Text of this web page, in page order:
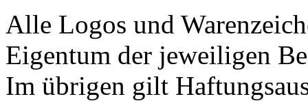
Alle Logos und
Eigentum der jeweiligen
Im übrigen gilt